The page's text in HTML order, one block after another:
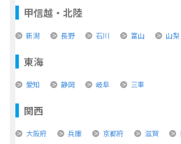
甲信越・北陸
新潟 長野 石川 富山 山梨
東海
愛知 静岡 岐阜 三重
関西
大阪府 兵庫 京都府 滋賀